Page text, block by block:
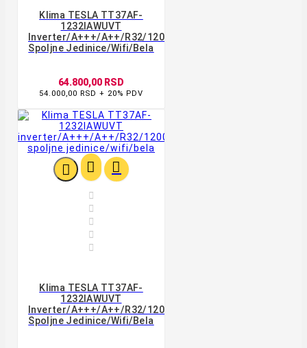
Klima TESLA TT37AF-
1232IAWUVT
Inverter/A+++/A++/R32/12000BTU/-20/grejač
Spoljne Jedinice/wifi/bela
64.800,00 RSD
54.000,00 RSD + 20% PDV
  





Klima TESLA TT37AF-
1232IAWUVT
Inverter/A+++/A++/R32/12000BTU/-20/grejač
Spoljne Jedinice/wifi/bela